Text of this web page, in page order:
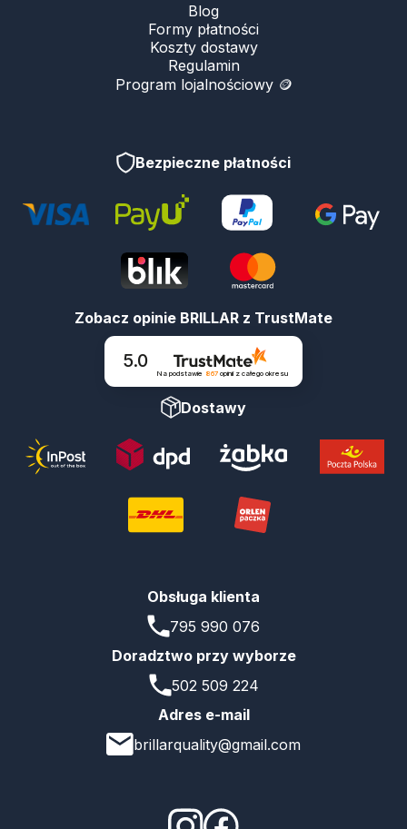
Blog
Formy płatności
Koszty dostawy
Regulamin
Program lojalnościowy 🪙
Bezpieczne płatności
Zobacz opinie BRILLAR z TrustMate
5.0
Na podstawie 867 opinii z całego okresu
Dostawy
Obsługa klienta
795 990 076
Doradztwo przy wyborze
502 509 224
Adres e-mail
brillarquality@gmail.com